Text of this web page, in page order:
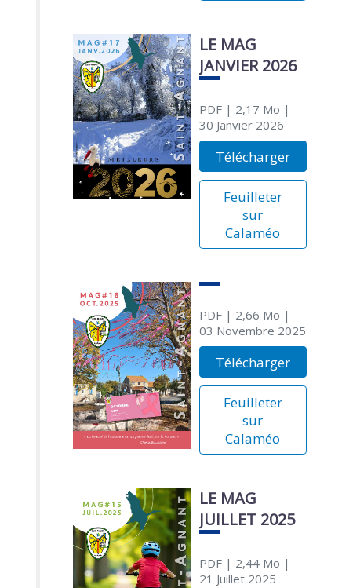
LE MAG
JANVIER 2026
PDF| 2,17 Mo |
30 Janvier 2026
Télécharger
Feuilleter
sur
Calaméo
PDF| 2,66 Mo |
03 Novembre 2025
Télécharger
Feuilleter
sur
Calaméo
LE MAG
JUILLET 2025
PDF| 2,44 Mo |
21 Juillet 2025